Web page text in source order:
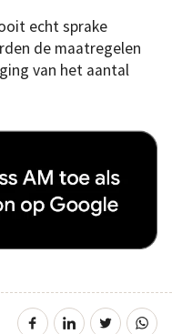
echt sprake
de maatregelen
van het aantal